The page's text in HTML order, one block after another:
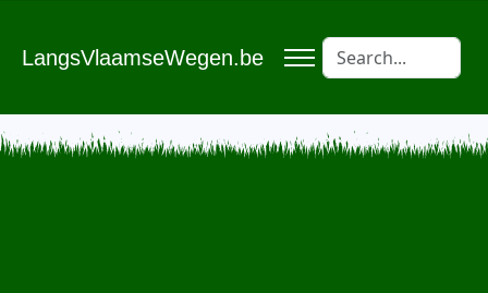
LangsVlaamseWegen.be